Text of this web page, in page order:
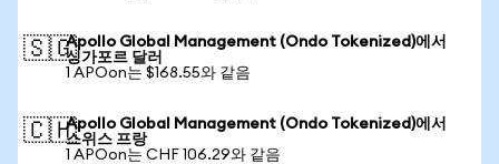
🇸🇬Apollo Global Management (Ondo Tokenized)에서
싱가포르 달러
1 APOon는 $168.55와 같음
🇨🇭Apollo Global Management (Ondo Tokenized)에서
스위스 프랑
1 APOon는 CHF 106.29와 같음